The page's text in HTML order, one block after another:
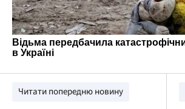
Читати попередню новину